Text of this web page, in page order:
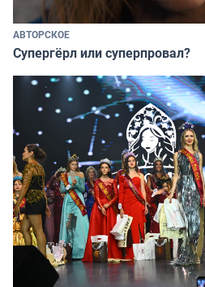
АВТОРСКОЕ
Супергёрл или суперпровал?